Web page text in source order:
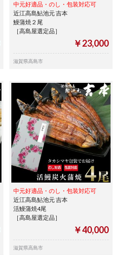
中元好適品・のし・包装対応可
近江高島鮎池元 吉本
鰻蒲焼２尾
［高島屋選定品］
￥23,000
滋賀県高島市
中元好適品・のし・包装対応可
近江高島鮎池元 吉本
活鰻蒲焼4尾
［高島屋選定品］
￥40,000
滋賀県高島市